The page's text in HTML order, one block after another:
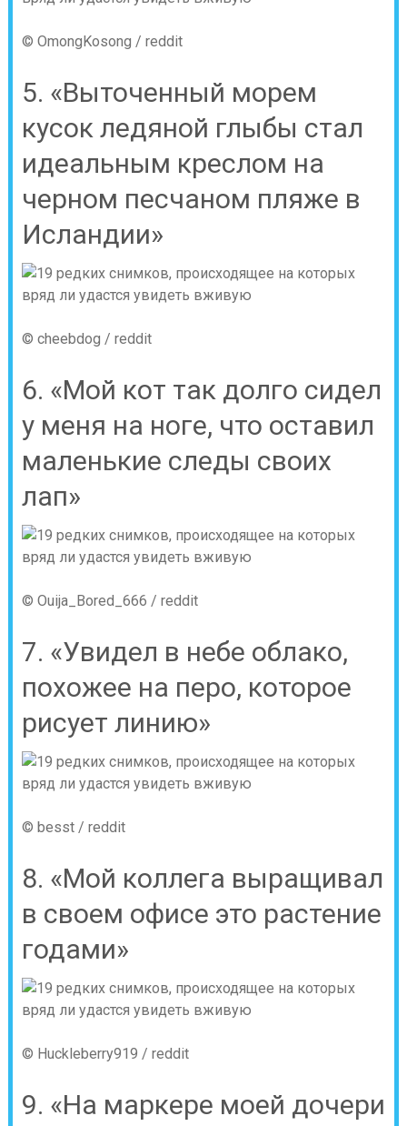
© OmongKosong / reddit
5. «Выточенный морем
кусок ледяной глыбы стал
идеальным креслом на
черном песчаном пляже в
Исландии»
© cheebdog / reddit
6. «Мой кот так долго сидел
у меня на ноге, что оставил
маленькие следы своих
лап»
© Ouija_Bored_666 / reddit
7. «Увидел в небе облако,
похожее на перо, которое
рисует линию»
© besst / reddit
8. «Мой коллега выращивал
в своем офисе это растение
годами»
© Huckleberry919 / reddit
9. «На маркере моей дочери